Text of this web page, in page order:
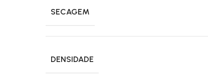
SECAGEM
DENSIDADE